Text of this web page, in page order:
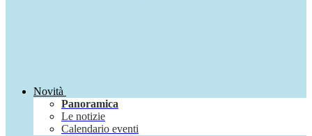
Novità
Panoramica
Le notizie
Calendario eventi